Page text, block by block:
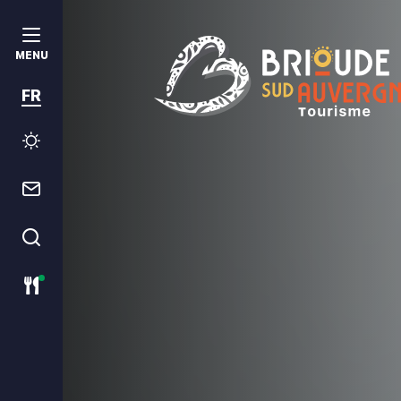
MENU
FR
Météo
Contact
Restaurants ouverts ce jour